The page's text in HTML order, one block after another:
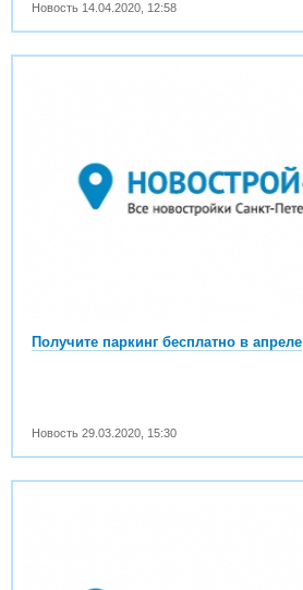
Новость 14.04.2020 12:58
Получите паркинг бесплатно в апреле
Новость29.03.2020 15:30